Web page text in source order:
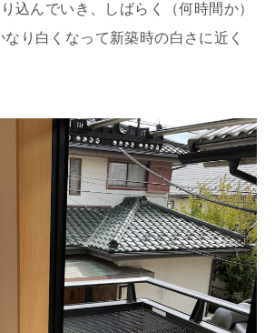
込んでいき、しばらく（何時間か）
り白くなって新築時の白さに近く